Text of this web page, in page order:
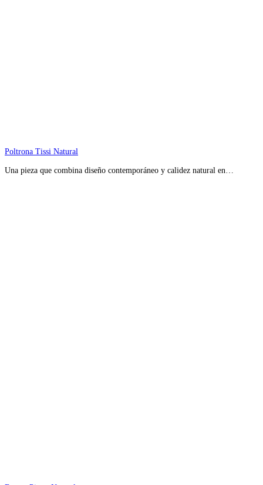
Poltrona Tissi Natural
Una pieza que combina diseño contemporáneo y calidez natural en…